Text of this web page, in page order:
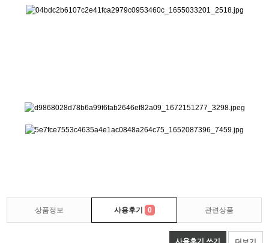
상품정보 사용후기 0 관련상품
사용후기 쓰기